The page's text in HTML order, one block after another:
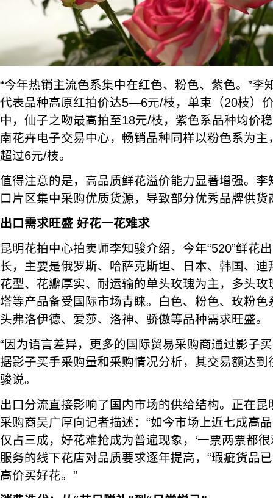
“今年热销主流色系集中在红色、粉色、紫色。”李
代表品种高原红拍价达5—6元/枝，单束（20枝）
中，仙子之吻最高拍至18元/枝，紫色系品种均价
南花卉电子交易中心，畅销品种同样以粉色系为主
超过6元/枝。
值得注意的是，高品质鲜花溢价能力显著增强。李
口片区集中采购优质货源，导致部分优秀品牌供货
出口需求旺盛 好花一花难求
昆明花拍中心拍卖师李知骏介绍，今年“520”鲜花
长，主要是俄罗斯、哈萨克斯坦、日本、韩国、
花型、花瓣厚实、耐运输的单头玫瑰为主，多头
塔等产品备受国际市场青睐。白色、粉色、玫粉
头弗洛伊德、爱莎、洛神、骄傲等品种需求旺盛。
“因为语言差异，更多的国际贸易采购商通过影子
据影子买手采购量和采购情况分析，其交易额达到
骏说。
出口分流直接影响了国内市场的供给结构。正在
采购商吴广厚向记者描述：“如今市场上近七成高
仅占三成，好花难抢成为普遍现象，‘一票两票都很
服务的线下花店对品质要求逐年提高，“瑕疵货品
高价买好花。”